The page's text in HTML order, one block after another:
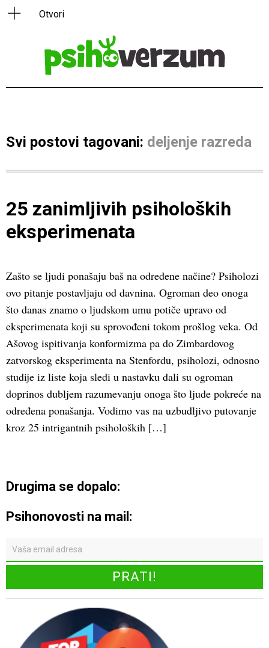
Svi postovi tagovani: deljenje razreda
25 zanimljivih psiholoških
eksperimenata
Zašto se ljudi ponašaju baš na određene načine? Psiholozi
ovo pitanje postavljaju od davnina. Ogroman deo onoga
što danas znamo o ljudskom umu potiče upravo od
eksperimenata koji su sprovođeni tokom prošlog veka. Od
Ašovog ispitivanja konformizma pa do Zimbardovog
zatvorskog eksperimenta na Stenfordu, psiholozi, odnosno
studije iz liste koja sledi u nastavku dali su ogroman
doprinos dubljem razumevanju onoga što ljude pokreće na
određena ponašanja. Vodimo vas na uzbudljivo putovanje
kroz 25 intrigantnih psiholoških […]
Drugima se dopalo:
Psihonovosti na mail: